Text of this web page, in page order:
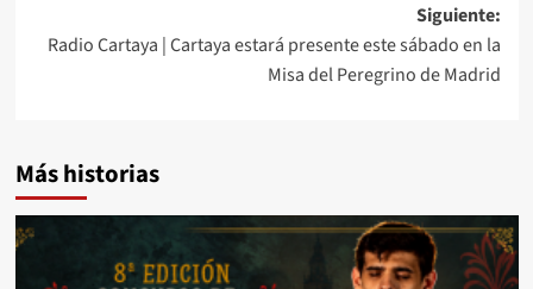
Siguiente:
Radio Cartaya | Cartaya estará presente este sábado en la
Misa del Peregrino de Madrid
Más historias